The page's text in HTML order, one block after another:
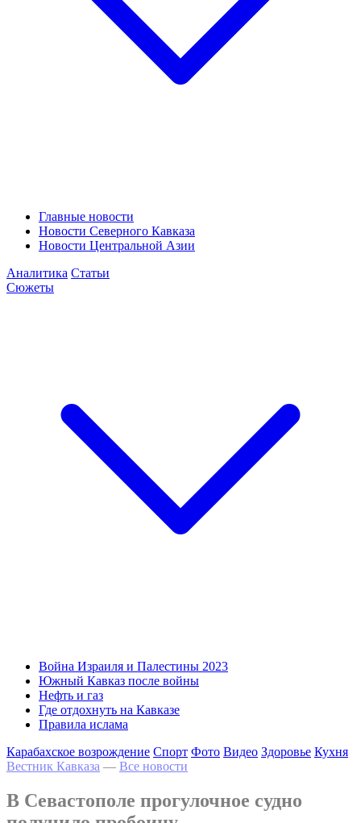
Главные новости
Новости Северного Кавказа
Новости Центральной Азии
Аналитика Статьи
Сюжеты
Война Израиля и Палестины 2023
Южный Кавказ после войны
Нефть и газ
Где отдохнуть на Кавказе
Правила ислама
Карабахское возрождение Спорт Фото Видео Здоровье Кухня
Вестник Кавказа — Все новости
В Севастополе прогулочное судно